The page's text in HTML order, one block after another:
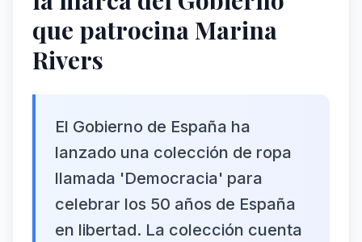
que patrocina Marina
Rivers
El Gobierno de España ha
lanzado una colección de ropa
llamada 'Democracia' para
celebrar los 50 años de España
en libertad. La colección cuenta